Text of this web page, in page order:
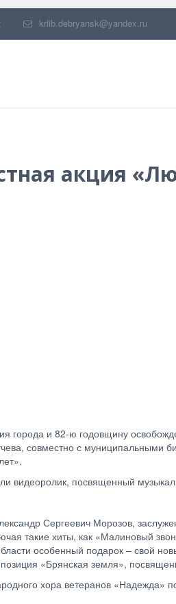
krlib.debryansk@yandex.ru
акция
города и 82-ю годовщину
совместно с муниципальными
видеоролик, посвященный
Сергеевич Морозов,
такие хиты, как «Малиновый
особенный подарок – свой
«Брянская земля»,
хора ветеранов